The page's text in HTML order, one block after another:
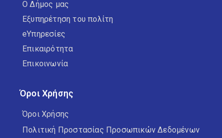
Ο Δήμος μας
Εξυπηρέτηση του πολίτη
eΥπηρεσίες
Επικαιρότητα
Επικοινωνία
Όροι Χρήσης
Όροι Χρήσης
Πολιτική Προστασίας Προσωπικών Δεδομένων